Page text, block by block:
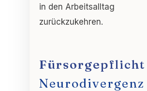
in den Arbeitsalltag
zurückzukehren.
Fürsorgepflicht
Neurodivergenz